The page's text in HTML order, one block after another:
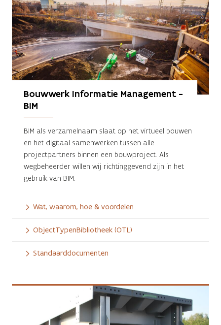
Bouwwerk Informatie Management -
BIM
BIM als verzamelnaam slaat op het virtueel bouwen
en het digitaal samenwerken tussen alle
projectpartners binnen een bouwproject. Als
wegbeheerder willen wij richtinggevend zijn in het
gebruik van BIM.
Wat, waarom, hoe & voordelen
ObjectTypenBibliotheek (OTL)
Standaarddocumenten